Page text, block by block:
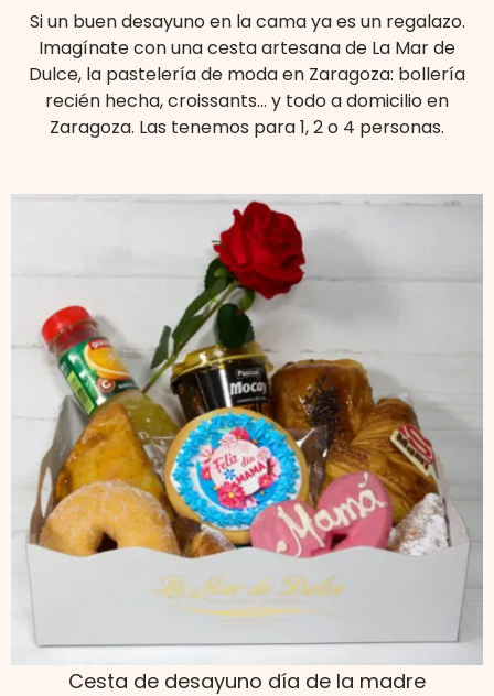
Si un buen desayuno en la cama ya es un regalazo.
Imagínate con una cesta artesana de La Mar de
Dulce, la pastelería de moda en Zaragoza: bollería
recién hecha, croissants… y todo a domicilio en
Zaragoza. Las tenemos para 1, 2 o 4 personas.
Cesta de desayuno día de la madre